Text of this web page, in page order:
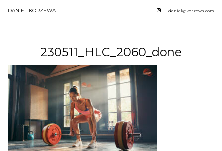
DANIEL KORZEWA daniel@korzewa.com
230511_HLC_2060_done